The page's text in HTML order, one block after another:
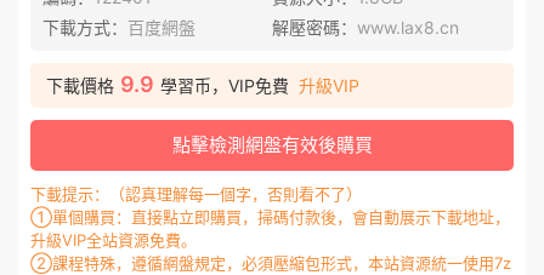
下載方式： 百度網盤 解壓密碼： www.lax8.cn
下載價格 9.9 學習币，VIP免費 升級VIP
點擊檢測網盤有效後購買
下載提示：（認真理解每一個字，否則看不了）
①單個購買：直接點立即購買，掃碼付款後，會自動展示下載地址，
升級VIP全站資源免費。
②課程特殊，遵循網盤規定，必須壓縮包形式，本站資源統一使用7z